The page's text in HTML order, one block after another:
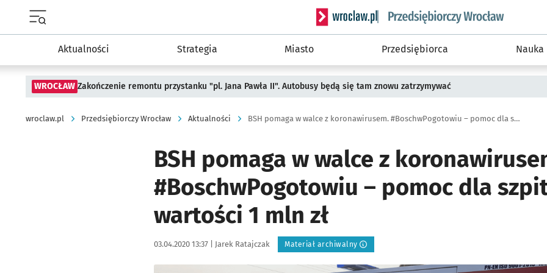
Serwis informacyjny wroclaw.pl podserwis:
Aktualności Strategia Miasto Przedsiębiorca Nauka
WROCŁAW Zakończenie remontu przystanku "pl. Jana Pawła II". Autobusy będą się tam znowu zatrzymywać
wroclaw.pl Przedsiębiorczy Wrocław Aktualności BSH pomaga w walce z koronawirusem. #BoschwPogotowiu – pomoc dla szpitali o wartości 1 mln zł
BSH pomaga w walce z
#BoschwPogotowiu – pomoc dla
wartości 1 mln zł
Data publikacji:
03.04.2020 13:37 | Autor:
Jarek Ratajczak Materiał archiwalny